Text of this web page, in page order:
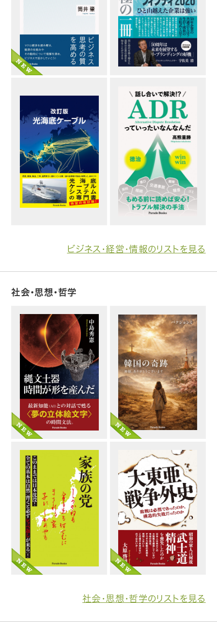
ビジネス・経営・情報のリストを見る
社会・思想・哲学
社会・思想・哲学のリストを見る